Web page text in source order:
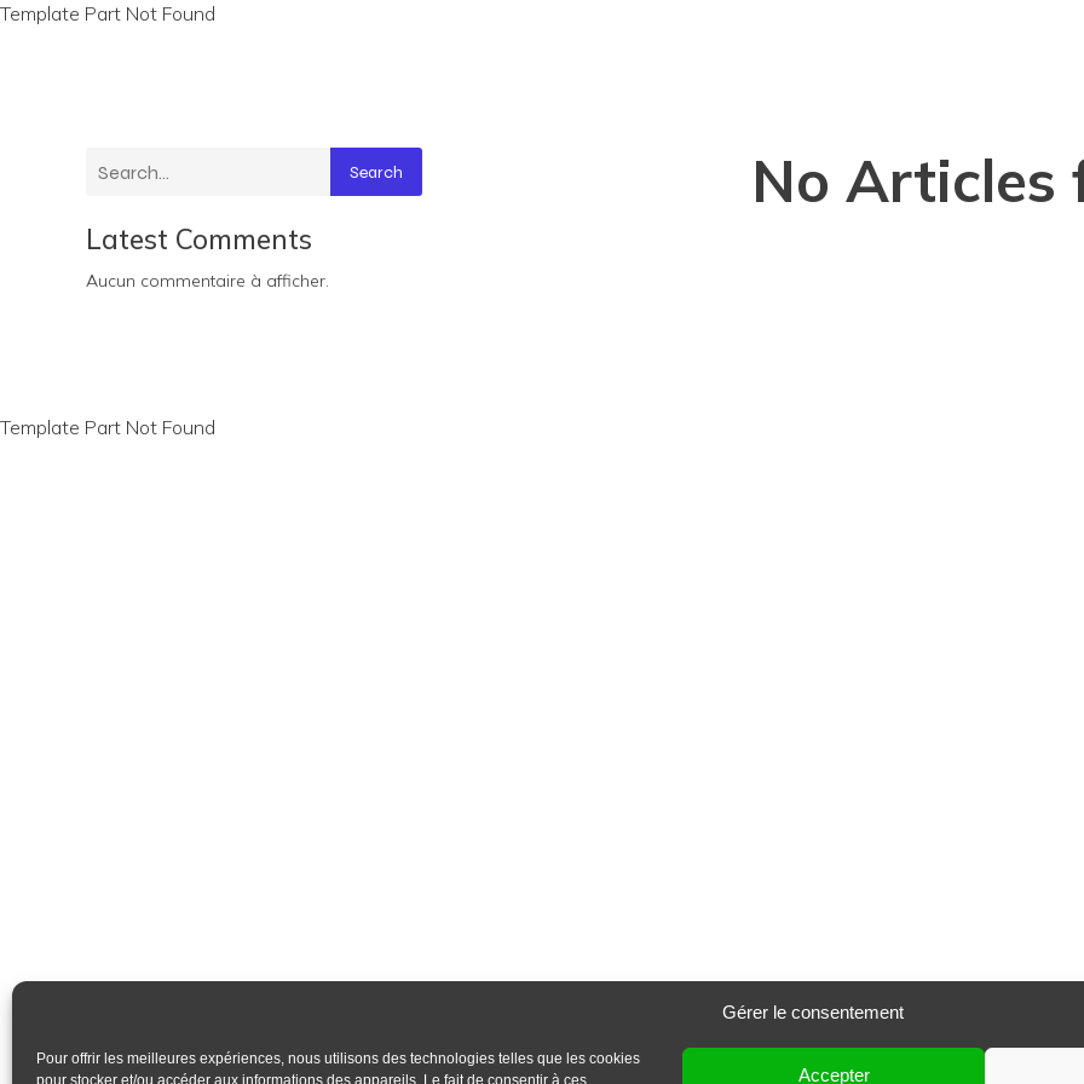
Gérer le consentement
Pour offrir les meilleures expériences, nous utilisons des technologies telles que les cookies
pour stocker et/ou accéder aux informations des appareils. Le fait de consentir à ces
Accepter
Template Part Not Found
Search
Latest Comments
Aucun commentaire à afficher.
No Articles
Template Part Not Found